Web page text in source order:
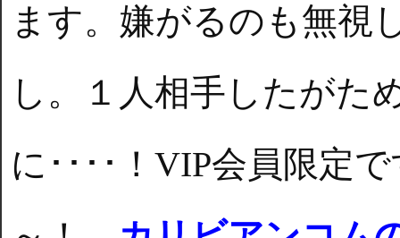
ます。嫌がるのも無視
し。１人相手したがた
に････！VIP会員限定